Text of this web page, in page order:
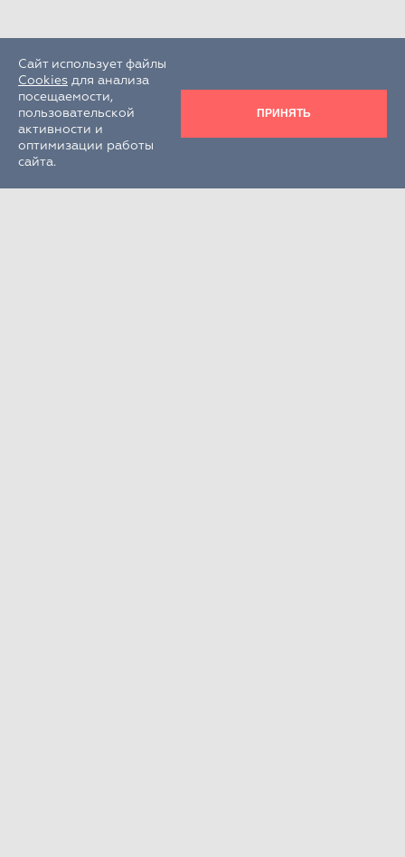
Сайт использует файлы
Cookies для анализа
посещаемости,
пользовательской
активности и
оптимизации работы
сайта.
ПРИНЯТЬ